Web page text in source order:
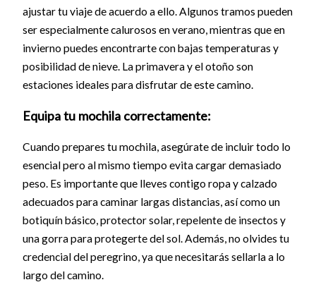
ajustar tu viaje de acuerdo a ello. Algunos tramos pueden
ser especialmente calurosos en verano, mientras que en
invierno puedes encontrarte con bajas temperaturas y
posibilidad de nieve. La primavera y el otoño son
estaciones ideales para disfrutar de este camino.
Equipa tu mochila correctamente:
Cuando prepares tu mochila, asegúrate de incluir todo lo
esencial pero al mismo tiempo evita cargar demasiado
peso. Es importante que lleves contigo ropa y calzado
adecuados para caminar largas distancias, así como un
botiquín básico, protector solar, repelente de insectos y
una gorra para protegerte del sol. Además, no olvides tu
credencial del peregrino, ya que necesitarás sellarla a lo
largo del camino.